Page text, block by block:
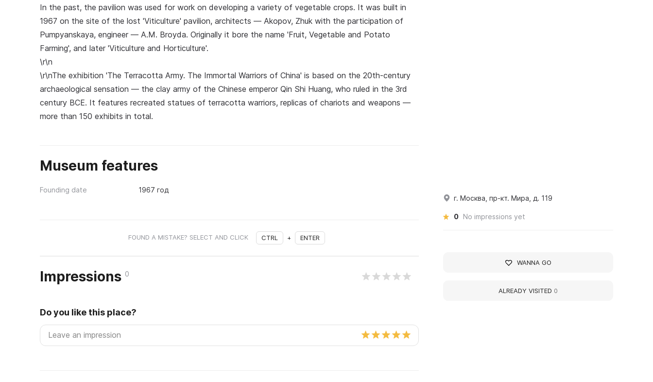
In the past, the pavilion was used for work on developing a variety of vegetable crops. It was built in
1967 on the site of the lost 'Viticulture' pavilion, architects — Akopov, Zhuk with the participation of
Pumpyanskaya, engineer — A.M. Broyda. Originally it bore the name 'Fruit, Vegetable and Potato
Farming', and later 'Viticulture and Horticulture'.
\r\n
\r\nThe exhibition 'The Terracotta Army. The Immortal Warriors of China' is based on the 20th-century
archaeological sensation — the clay army of the Chinese emperor Qin Shi Huang, who ruled in the 3rd
century BCE. It features recreated statues of terracotta warriors, replicas of chariots and weapons —
more than 150 exhibits in total.
Museum features
Founding date 1967 год
FOUND A MISTAKE? SELECT AND CLICK CTRL + ENTER
Impressions 0
Do you like this place?
г. Москва, пр-кт. Мира, д. 119
0 No impressions yet
WANNA GO
ALREADY VISITED 0